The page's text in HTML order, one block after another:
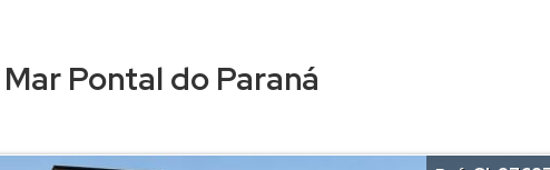
Sobrado (20)
Pontal do Paraná